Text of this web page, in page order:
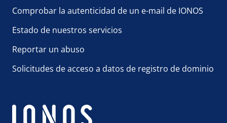
Comprobar la autenticidad de un e-mail de IONOS
Estado de nuestros servicios
Reportar un abuso
Solicitudes de acceso a datos de registro de dominio